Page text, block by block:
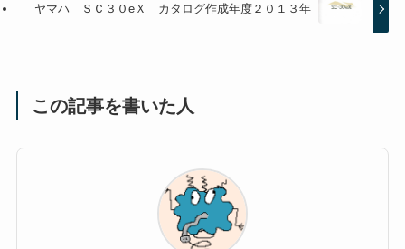
ヤマハ ＳＣ３０eＸ カタログ作成年度２０１３年
この記事を書いた人